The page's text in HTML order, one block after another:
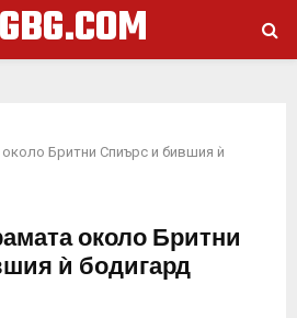
Бритни Спиърс и бившия ѝ
около Бритни
ѝ бодигард